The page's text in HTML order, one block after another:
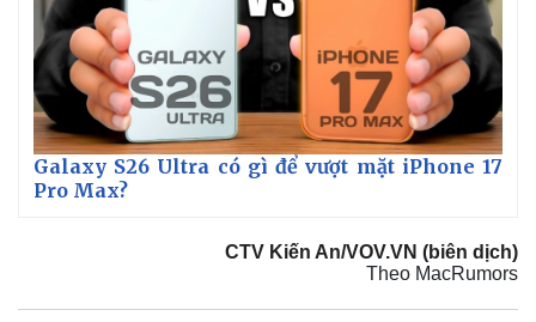
Galaxy S26 Ultra có gì để vượt mặt iPhone 17
Pro Max?
CTV Kiến An/VOV.VN (biên dịch)
Theo MacRumors